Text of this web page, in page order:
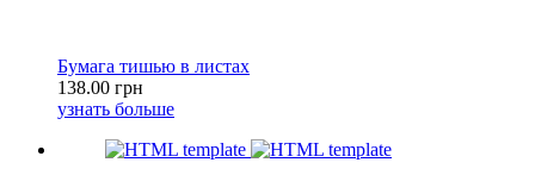
Бумага тишью в листах
138.00 грн
узнать больше